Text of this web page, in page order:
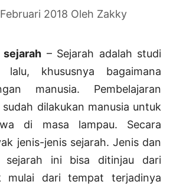
2018 Oleh Zakky
sejarah – Sejarah adalah studi
khususnya bagaimana
manusia. Pembelajaran
dilakukan manusia untuk
di masa lampau. Secara
jenis-jenis sejarah. Jenis dan
sejarah ini bisa ditinjau dari
mulai dari tempat terjadinya